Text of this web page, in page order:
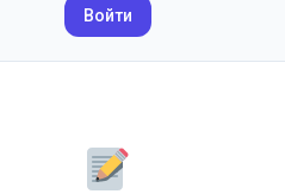
Войти